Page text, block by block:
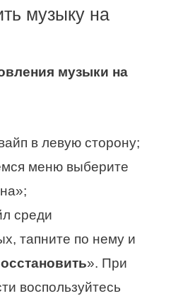
музыку на
музыки на
в левую сторону;
меню выберите
среди
тапните по нему и
». При
воспользуйтесь